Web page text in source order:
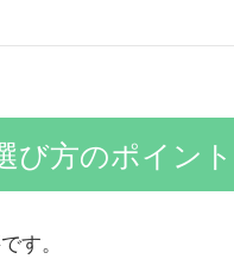
び方のポイント
す。